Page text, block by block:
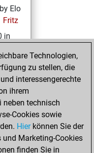
Elo
Fritz
in
23,
a
1
Fritz
Elo
Technologien,
zu stellen, die
interessengerechte
ihrem
neben technisch
Cookies sowie
Hierkönnen Sie der
und Marketing-Cookies
finden Sie in